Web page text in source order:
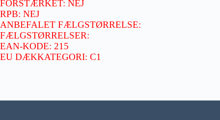
FORSTÆRKET: NEJ
RPB: NEJ
ANBEFALET FÆLGSTØRRELSE:
FÆLGSTØRRELSER:
EAN-KODE: 215
EU DÆKKATEGORI: C1